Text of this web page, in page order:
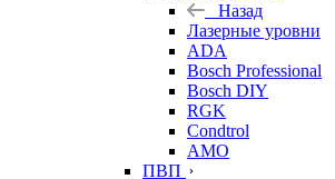
Назад
Лазерные уровни
ADA
Bosch Professional
Bosch DIY
RGK
Condtrol
AMO
ПВП